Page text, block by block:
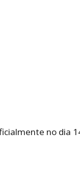
no dia